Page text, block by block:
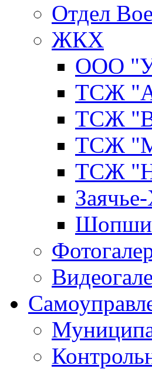
Отдел
ЖКХ
ООО
ТСЖ
ТСЖ
ТСЖ
ТСЖ